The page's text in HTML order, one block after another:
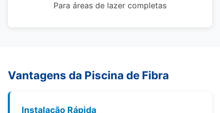
Para áreas de lazer completas
Vantagens da Piscina de Fibra
Instalação Rápida